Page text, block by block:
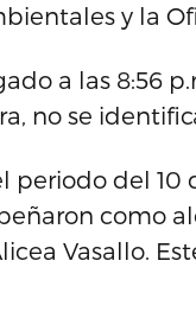
y la
a las 8:56
no se
periodo del
como
Vasallo.